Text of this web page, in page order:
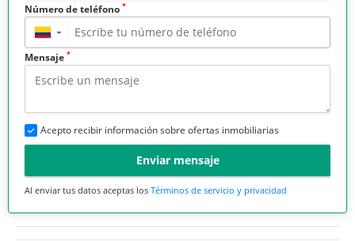
Número de teléfono *
▼
Mensaje *
Acepto recibir información sobre ofertas inmobiliarias
Enviar mensaje
Al enviar tus datos aceptas los Términos de servicio y privacidad